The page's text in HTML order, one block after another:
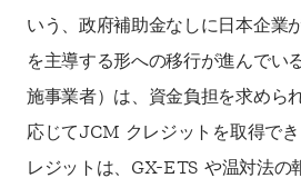
いう、政府補助金なしに日本企業
を主導する形への移行が進んでい
施事業者）は、資金負担を求めら
応じてJCM クレジットを取得で
レジットは、GX-ETS や温対法の